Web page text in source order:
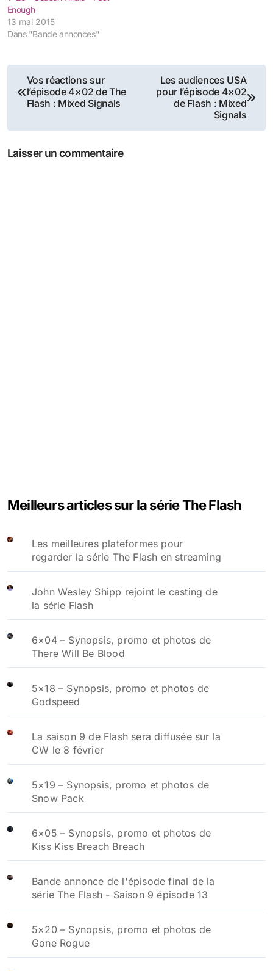
Enough
13 mai 2015
Dans "Bande annonces"
Navigation
de
l’article
Vos réactions sur
l’épisode 4×02 de The
Flash : Mixed Signals
Les audiences USA
pour l’épisode 4×02
de Flash : Mixed
Signals
Laisser un commentaire
Meilleurs articles sur la série The Flash
Les meilleures plateformes pour
regarder la série The Flash en streaming
John Wesley Shipp rejoint le casting de
la série Flash
6×04 – Synopsis, promo et photos de
There Will Be Blood
5×18 – Synopsis, promo et photos de
Godspeed
La saison 9 de Flash sera diffusée sur la
CW le 8 février
5×19 – Synopsis, promo et photos de
Snow Pack
6×05 – Synopsis, promo et photos de
Kiss Kiss Breach Breach
Bande annonce de l'épisode final de la
série The Flash - Saison 9 épisode 13
5×20 – Synopsis, promo et photos de
Gone Rogue